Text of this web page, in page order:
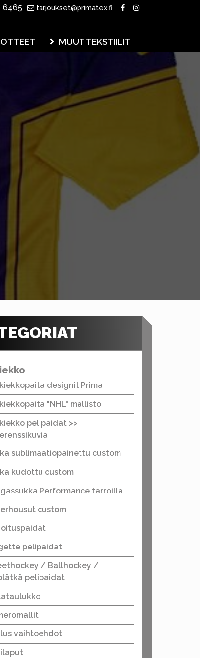
6465 tarjoukset@primatex.fi
MUUT TEKSTIILIT
designit Prima
"NHL" mallisto
pelipaidat >>
sublimaatiopainettu custom
kudottu custom
Performance tarroilla
custom
pelipaidat
/ Ballhockey /
pelipaidat
vaihtoehdot